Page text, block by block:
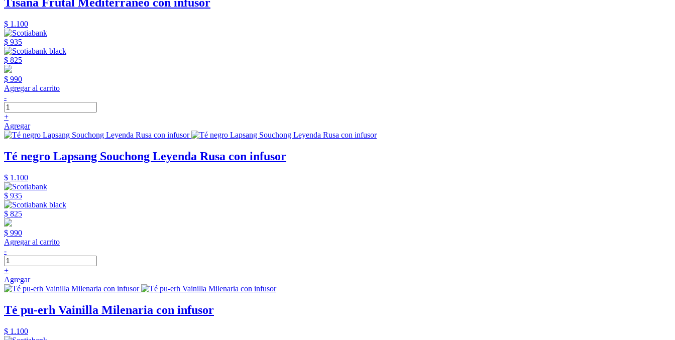
Tisana Frutal Mediterráneo con infusor
$ 1.100
$ 935
$ 825
$ 990
Agregar al carrito
-
+
Agregar
Té negro Lapsang Souchong Leyenda Rusa con infusor
$ 1.100
$ 935
$ 825
$ 990
Agregar al carrito
-
+
Agregar
Té pu-erh Vainilla Milenaria con infusor
$ 1.100